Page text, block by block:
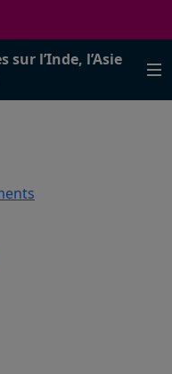
sur l’Inde, l’Asie